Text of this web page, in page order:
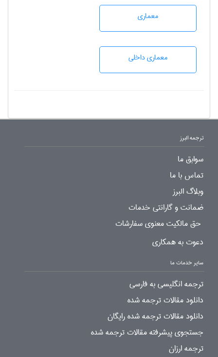
معماری
معماری داخلی
ترجمه البرز
سوابق ما
تماس با ما
وبلاگ البرز
ضمانت و گارانتی خدمات
حق مالکیت معنوی سفارشات
دعوت به همکاری
سایر خدمات ما
ترجمه انگلیسی به فارسی
دانلود مقالات ترجمه شده
دانلود مقالات ترجمه شده رایگان
جستجوی پیشرفته مقالات ترجمه شده
ترجمه ارزان